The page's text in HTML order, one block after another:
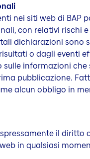
nei siti web di BAP
con relativi rischi e
dichiarazioni sono
o dagli eventi
sulle informazioni
pubblicazione.
alcun obbligo in
il
in qualsiasi